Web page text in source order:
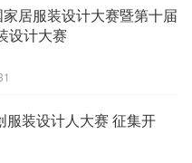
家居服装设计大赛暨第十届
设计大赛
服装设计人大赛 征集开